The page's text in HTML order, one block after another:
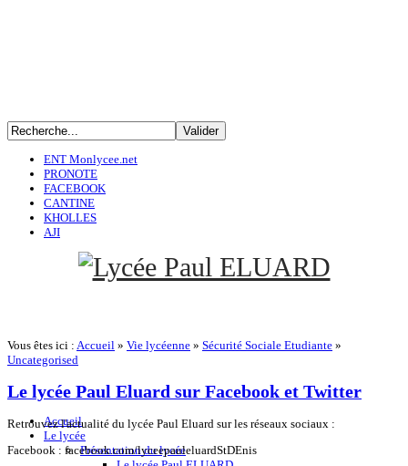
ENT Monlycee.net
PRONOTE
FACEBOOK
CANTINE
KHOLLES
AJI
Accueil
Le lycée
Présentation du lycée
Vous êtes ici : Accueil » Vie lycéenne » Sécurité Sociale Etudiante »
Uncategorised
Le lycée Paul Eluard sur Facebook et Twitter
Retrouvez l'actualité du lycée Paul Eluard sur les réseaux sociaux :
Facebook : facebook.com/lyceepauleluardStDEnis